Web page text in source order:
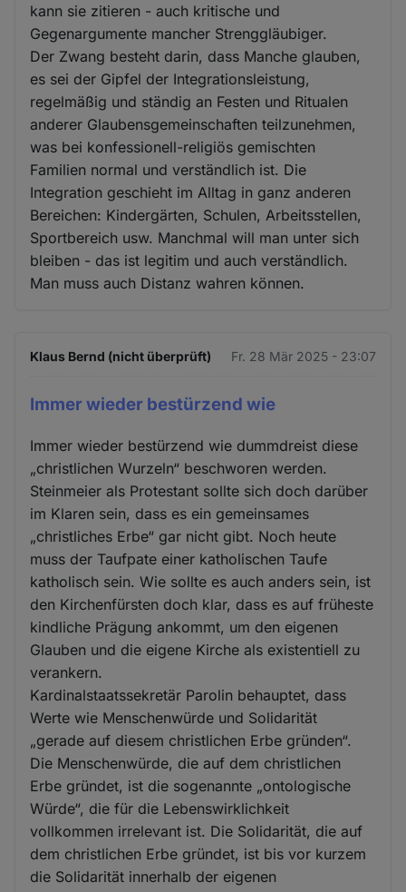
kann sie zitieren - auch kritische und
Gegenargumente mancher Strenggläubiger.
Der Zwang besteht darin, dass Manche glauben,
es sei der Gipfel der Integrationsleistung,
regelmäßig und ständig an Festen und Ritualen
anderer Glaubensgemeinschaften teilzunehmen,
was bei konfessionell-religiös gemischten
Familien normal und verständlich ist. Die
Integration geschieht im Alltag in ganz anderen
Bereichen: Kindergärten, Schulen, Arbeitsstellen,
Sportbereich usw. Manchmal will man unter sich
bleiben - das ist legitim und auch verständlich.
Man muss auch Distanz wahren können.
Klaus Bernd (nicht überprüft) Fr. 28 Mär 2025 - 23:07
Immer wieder bestürzend wie
Immer wieder bestürzend wie dummdreist diese
„christlichen Wurzeln“ beschworen werden.
Steinmeier als Protestant sollte sich doch darüber
im Klaren sein, dass es ein gemeinsames
„christliches Erbe“ gar nicht gibt. Noch heute
muss der Taufpate einer katholischen Taufe
katholisch sein. Wie sollte es auch anders sein, ist
den Kirchenfürsten doch klar, dass es auf früheste
kindliche Prägung ankommt, um den eigenen
Glauben und die eigene Kirche als existentiell zu
verankern.
Kardinalstaatssekretär Parolin behauptet, dass
Werte wie Menschenwürde und Solidarität
„gerade auf diesem christlichen Erbe gründen“.
Die Menschenwürde, die auf dem christlichen
Erbe gründet, ist die sogenannte „ontologische
Würde“, die für die Lebenswirklichkeit
vollkommen irrelevant ist. Die Solidarität, die auf
dem christlichen Erbe gründet, ist bis vor kurzem
die Solidarität innerhalb der eigenen